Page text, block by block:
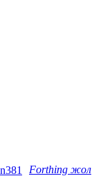
Forthing жол